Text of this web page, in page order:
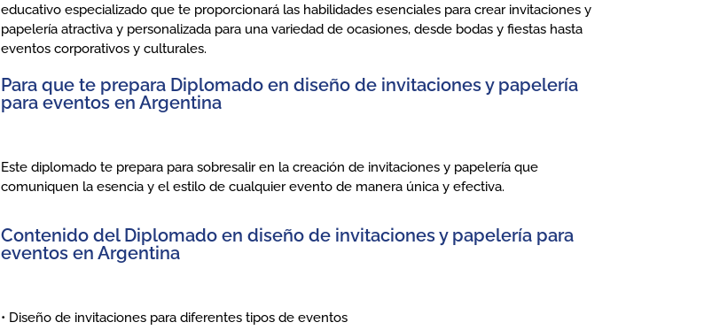
educativo especializado que te proporcionará las habilidades esenciales para crear invitaciones y
papelería atractiva y personalizada para una variedad de ocasiones, desde bodas y fiestas hasta
eventos corporativos y culturales.
Para que te prepara Diplomado en diseño de invitaciones y papelería
para eventos en Argentina
Este diplomado te prepara para sobresalir en la creación de invitaciones y papelería que
comuniquen la esencia y el estilo de cualquier evento de manera única y efectiva.
Contenido del Diplomado en diseño de invitaciones y papelería para
eventos en Argentina
• Diseño de invitaciones para diferentes tipos de eventos